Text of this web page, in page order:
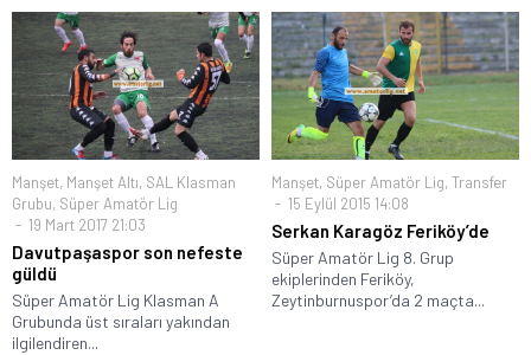
Manşet, Manşet Altı, SAL Klasman
Grubu, Süper Amatör Lig
19 Mart 2017 21:03
Davutpaşaspor son nefeste
güldü
Süper Amatör Lig Klasman A
Grubunda üst sıraları yakından
ilgilendiren...
Manşet, Süper Amatör Lig, Transfer
15 Eylül 2015 14:08
Serkan Karagöz Feriköy’de
Süper Amatör Lig 8. Grup
ekiplerinden Feriköy,
Zeytinburnuspor’da 2 maçta...